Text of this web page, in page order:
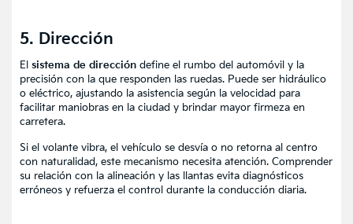
5. Dirección
El sistema de dirección define el rumbo del automóvil y la
precisión con la que responden las ruedas. Puede ser hidráulico
o eléctrico, ajustando la asistencia según la velocidad para
facilitar maniobras en la ciudad y brindar mayor firmeza en
carretera.
Si el volante vibra, el vehículo se desvía o no retorna al centro
con naturalidad, este mecanismo necesita atención. Comprender
su relación con la alineación y las llantas evita diagnósticos
erróneos y refuerza el control durante la conducción diaria.